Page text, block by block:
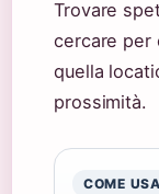
Trovare
cercare per
quella
prossimità.
COME